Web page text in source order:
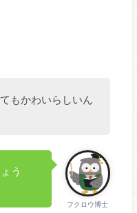
もかわいらしいん
フクロウ博士
う